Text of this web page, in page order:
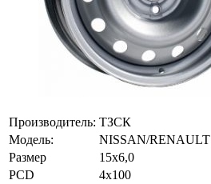
Производитель: ТЗСК
Модель:
NISSAN/RENAULT
Размер
15х6,0
PCD
4x100